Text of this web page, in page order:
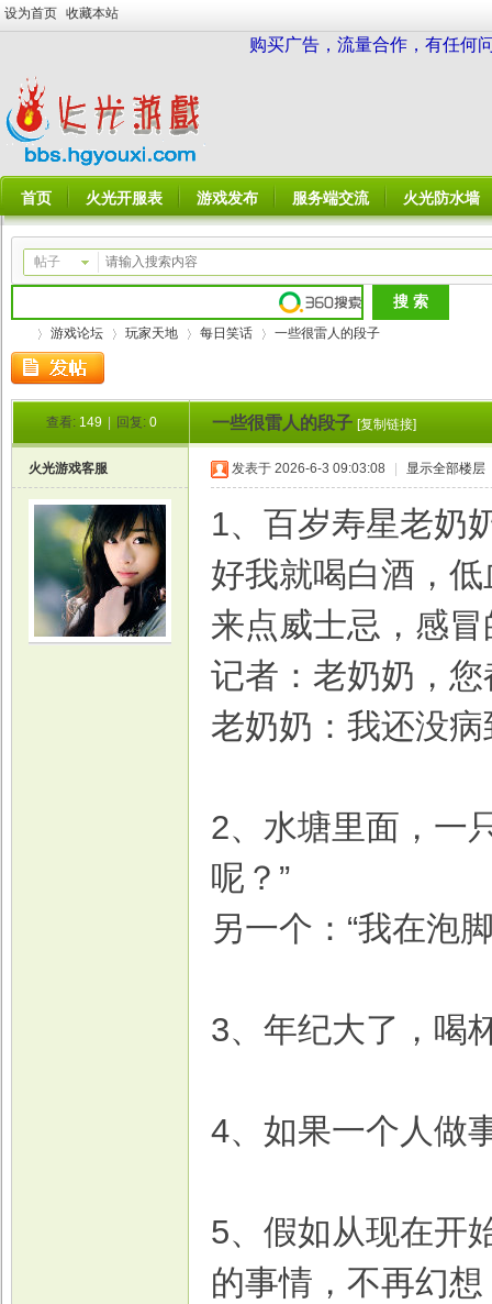
设为首页 收藏本站
购买广告，流量合作，有任何
首页 火光开服表 游戏发布 服务端交流 火光防水墙
帖子
游戏论坛 玩家天地 每日笑话
›
一些很雷人的段子
查看: 149 回复: 0 一些很雷人的段子 [复制链接]
火光游戏客服 发表于 2026-6-3 09:03:08 显示全部楼层
1、百岁寿星老奶
好我就喝白酒，
来点威士忌，感
记者：老奶奶，
老奶奶：我还没
2、水塘里面，一
呢？”
另一个：“我在泡
3、年纪大了，喝
4、如果一个人做
5、假如从现在开
的事情，不再幻